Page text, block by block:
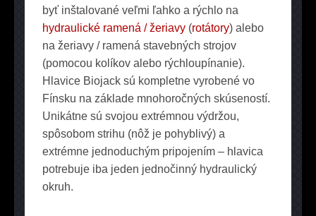
byť inštalované veľmi ľahko a rýchlo na
hydraulické ramená / žeriavy (rotátory) alebo
na žeriavy / ramená stavebných strojov
(pomocou kolíkov alebo rýchloupínanie).
Hlavice Biojack sú kompletne vyrobené vo
Fínsku na základe mnohoročných skúseností.
Unikátne sú svojou extrémnou výdržou,
spôsobom strihu (nôž je pohyblivý) a
extrémne jednoduchým pripojením – hlavica
potrebuje iba jeden jednočinný hydraulický
okruh.